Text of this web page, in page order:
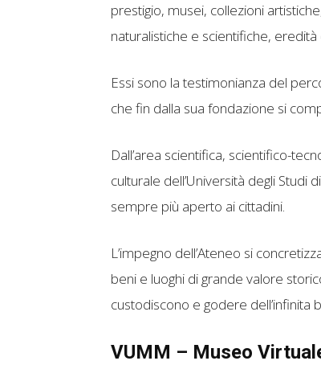
prestigio, musei, collezioni
naturalistiche e scientifiche, eredità
Essi sono la testimonianza del
che fin dalla sua fondazione si
Dall’area scientifica, scientifico-
culturale dell’Università degli Studi
sempre più aperto ai cittadini.
L’impegno dell’Ateneo si
beni e luoghi di grande valore
custodiscono e godere dell’infinita
VUMM – Museo